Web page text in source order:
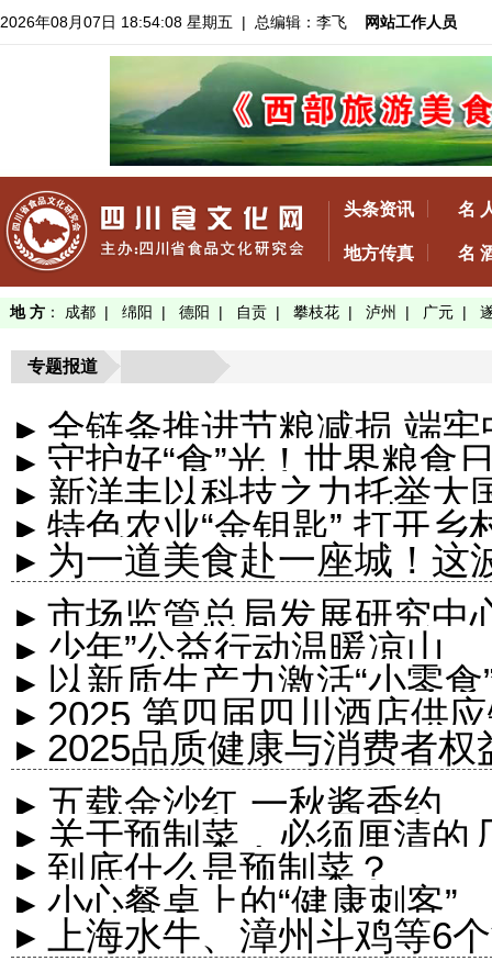
2026年08月07日 18:54:08 星期五 | 总编辑：李飞 网站工作人员
头条资讯 名
地方传真 名
地 方 ： 成都 | 绵阳 | 德阳 | 自贡 | 攀枝花 | 泸州 | 广元 |
专题报道
▸ 全链条推进节粮减损 端
▸ 守护好“食”光！世界粮食
▸ 新洋丰以科技之力托举大
▸ 特色农业“金钥匙” 打开乡
▸ 为一道美食赴一座城！这
吗？
▸ 市场监管总局发展研究中
条监管
▸ 少年”公益行动温暖凉山
▸ 以新质生产力激活“小零食
▸ 2025 第四届四川酒店供
▸ 2025品质健康与消费者
共治格局
▸ 五载金沙红 一秋酱香约
▸ 关于预制菜，必须厘清的
▸ 到底什么是预制菜？
▸ 小心餐桌上的“健康刺客”
▸ 上海水牛、漳州斗鸡等6